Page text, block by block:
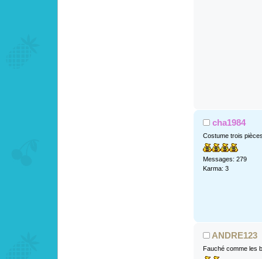
cha1984
Costume trois
Messages: 279
Karma: 3
ANDRE123
Fauché comme les